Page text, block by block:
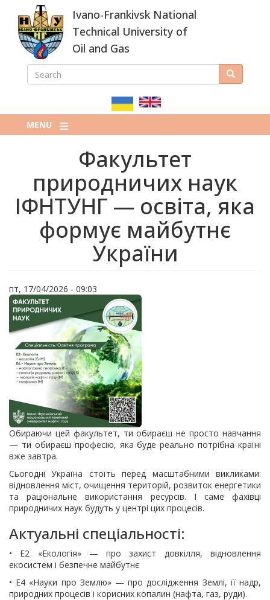
main
content
Ivano-Frankivsk National
Technical University of
Oil and Gas
ПОШУКОВА
SEARCH Search
MENU
Факультет
природничих наук
ІФНТУНГ — освіта, яка
формує майбутнє
України
пт, 17/04/2026 - 09:03
Обираючи цей факультет, ти обираєш не просто навчання
— ти обираєш професію, яка буде реально потрібна країні
вже завтра.
Сьогодні Україна стоїть перед масштабними викликами:
відновлення міст, очищення територій, розвиток енергетики
та раціональне використання ресурсів. І саме фахівці
природничих наук будуть у центрі цих процесів.
Актуальні спеціальності:
• E2 «Екологія» — про захист довкілля, відновлення
екосистем і безпечне майбутнє
• E4 «Науки про Землю» — про дослідження Землі, її надр,
природних процесів і корисних копалин (нафта, газ, руди).